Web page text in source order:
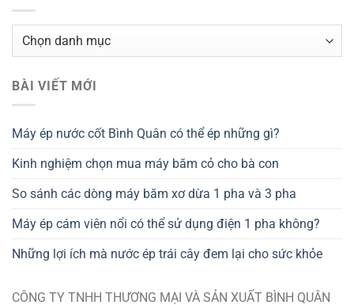
Danh
BÀI VIẾT MỚI
Máy ép nước cốt Bình Quân có thể ép những gì?
Kinh nghiệm chọn mua máy băm cỏ cho bà con
So sánh các dòng máy băm xơ dừa 1 pha và 3 pha
Máy ép cám viên nổi có thể sử dụng điện 1 pha không?
Những lợi ích mà nước ép trái cây đem lại cho sức khỏe
CÔNG TY TNHH THƯƠNG MẠI VÀ SẢN XUẤT BÌNH QUÂN